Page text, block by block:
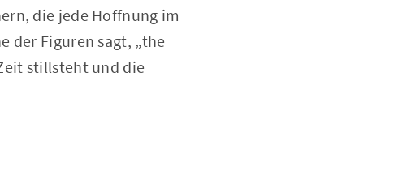
die jede Hoffnung im
der Figuren sagt, „the
stillsteht und die